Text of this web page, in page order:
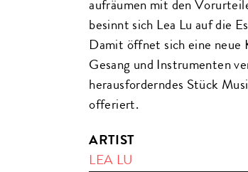
aufräumen mit den
besinnt sich Lea Lu auf die
Damit öffnet sich eine neue
Gesang und Instrumenten
herausforderndes Stück
offeriert.
ARTIST
LEA LU